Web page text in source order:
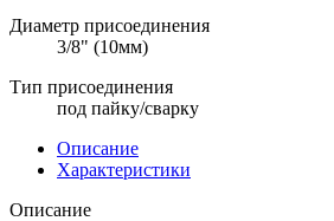
Диаметр присоединения
3/8" (10мм)
Тип присоединения
под пайку/сварку
Описание
Характеристики
Описание